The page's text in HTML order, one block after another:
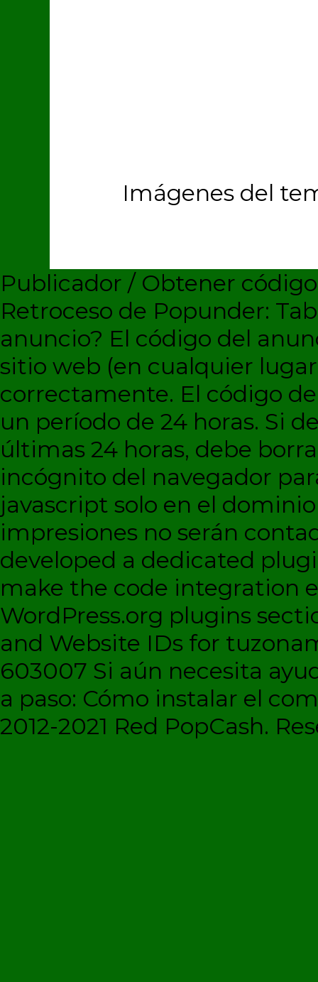
Imágenes del
Publicador / Obtener
Retroceso de Popunder:
anuncio? El código del
sitio web (en cualquier
correctamente. El código
un período de 24 horas. Si
últimas 24 horas, debe
incógnito del navegador
javascript solo en el
impresiones no serán
developed a dedicated
make the code integration
WordPress.org plugins
and Website IDs for
603007 Si aún necesita
a paso: Cómo instalar el
2012-2021 Red PopCash.